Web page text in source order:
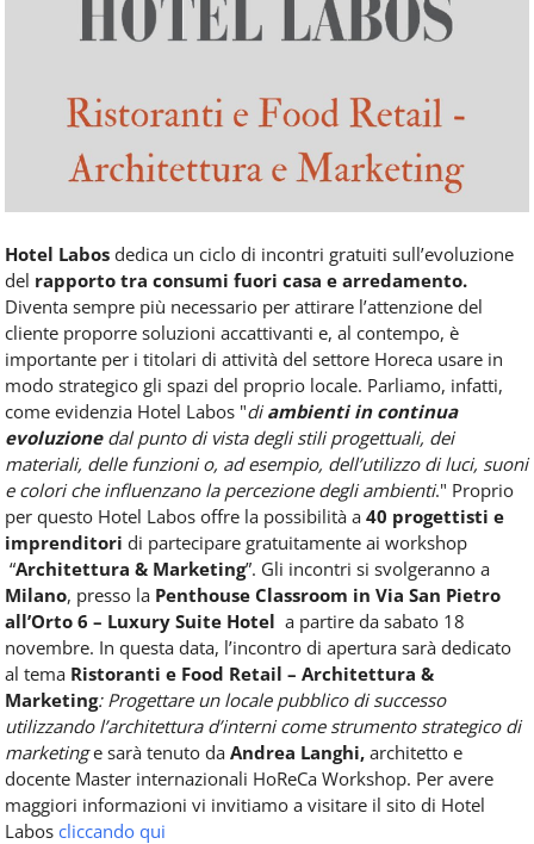
novità
comparto
Hotel Labos dedica un ciclo di incontri gratuiti sull’evoluzione
del rapporto tra consumi fuori casa e arredamento.
Diventa sempre più necessario per attirare l’attenzione del
cliente proporre soluzioni accattivanti e, al contempo, è
importante per i titolari di attività del settore Horeca usare in
modo strategico gli spazi del proprio locale. Parliamo, infatti,
come evidenzia Hotel Labos "diambienti in continua
evoluzionedal punto di vista degli stili progettuali, dei
materiali, delle funzioni o, ad esempio, dell’utilizzo di luci, suoni
e colori che influenzano la percezione degli ambienti." Proprio
per questo Hotel Labos offre la possibilità a 40 progettisti e
imprenditori di partecipare gratuitamente ai workshop
“Architettura & Marketing”. Gli incontri si svolgeranno a
Milano, presso la Penthouse Classroom in Via San Pietro
all’Orto 6 – Luxury Suite Hotel a partire da sabato 18
novembre. In questa data, l’incontro di apertura sarà dedicato
al tema Ristoranti e Food Retail – Architettura &
Marketing: Progettare un locale pubblico di successo
utilizzando l’architettura d’internicome strumento strategico di
marketinge sarà tenuto da Andrea Langhi, architetto e
docente Master internazionali HoReCa Workshop. Per avere
maggiori informazioni vi invitiamo a visitare il sito di Hotel
Labos cliccando qui